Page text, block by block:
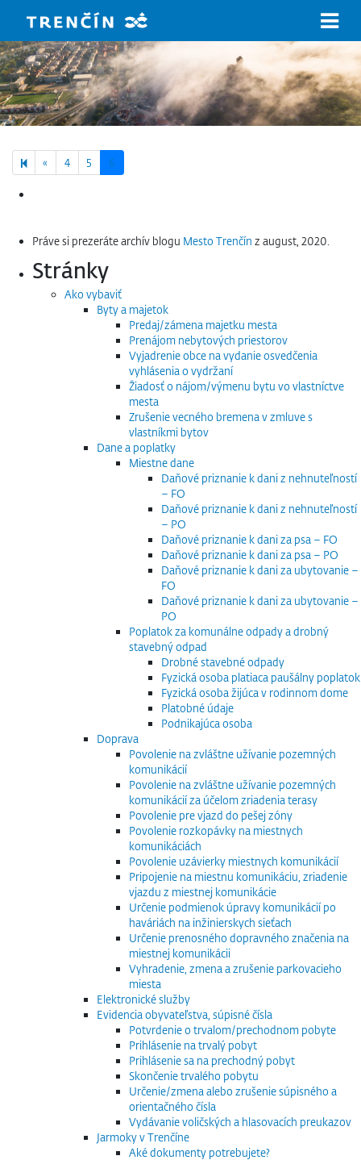
« Previous page
4 5 6
Práve si prezeráte archív blogu Mesto Trenčín z august, 2020.
Stránky
Ako vybaviť
Byty a majetok
Predaj/zámena majetku mesta
Prenájom nebytových priestorov
Vyjadrenie obce na vydanie osvedčenia
vyhlásenia o vydržaní
Žiadosť o nájom/výmenu bytu vo vlastníctve
mesta
Zrušenie vecného bremena v zmluve s
vlastníkmi bytov
Dane a poplatky
Miestne dane
Daňové priznanie k dani z nehnuteľností
– FO
Daňové priznanie k dani z nehnuteľností
– PO
Daňové priznanie k dani za psa – FO
Daňové priznanie k dani za psa – PO
Daňové priznanie k dani za ubytovanie –
FO
Daňové priznanie k dani za ubytovanie –
PO
Poplatok za komunálne odpady a drobný
stavebný odpad
Drobné stavebné odpady
Fyzická osoba platiaca paušálny poplatok
Fyzická osoba žijúca v rodinnom dome
Platobné údaje
Podnikajúca osoba
Doprava
Povolenie na zvláštne užívanie pozemných
komunikácií
Povolenie na zvláštne užívanie pozemných
komunikácií za účelom zriadenia terasy
Povolenie pre vjazd do pešej zóny
Povolenie rozkopávky na miestnych
komunikáciách
Povolenie uzávierky miestnych komunikácií
Pripojenie na miestnu komunikáciu, zriadenie
vjazdu z miestnej komunikácie
Určenie podmienok úpravy komunikácií po
haváriách na inžinierskych sieťach
Určenie prenosného dopravného značenia na
miestnej komunikácii
Vyhradenie, zmena a zrušenie parkovacieho
miesta
Elektronické služby
Evidencia obyvateľstva, súpisné čísla
Potvrdenie o trvalom/prechodnom pobyte
Prihlásenie na trvalý pobyt
Prihlásenie sa na prechodný pobyt
Skončenie trvalého pobytu
Určenie/zmena alebo zrušenie súpisného a
orientačného čísla
Vydávanie voličských a hlasovacích preukazov
Jarmoky v Trenčíne
Aké dokumenty potrebujete?